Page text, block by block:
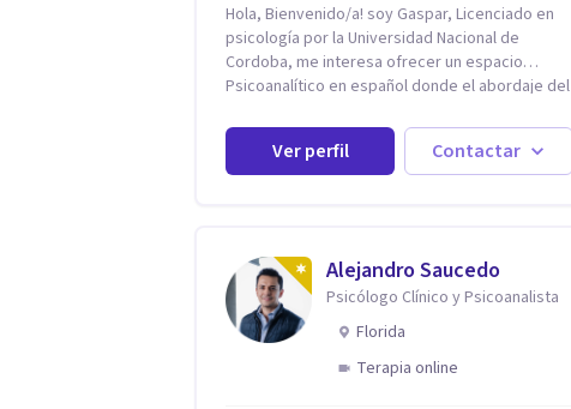
Hola, Bienvenido/a! soy Gaspar, Licenciado en
psicología por la Universidad Nacional de
Cordoba, me interesa ofrecer un espacio
Psicoanalítico en español donde el abordaje del
prejuicios y rescatando lo singular de cada
caso, sin caer en etiquetas. Considero que
todas las personas en algún momento pueden
cuestiones singulares de cada uno, para luego
generar cambios. Soy una persona en constante
formación, actualmente curso seminarios, una
especialización en psicoanálisis y también
investigo. Siempre en la búsqueda de ser un
mejor profesional.
Ver perfil Contactar
Alejandro Saucedo
Psicólogo Clínico y Psicoanalista
Florida
Terapia online